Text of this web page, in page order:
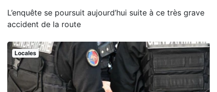
L’enquête se poursuit aujourd’hui suite à ce très grave
accident de la route
Locales